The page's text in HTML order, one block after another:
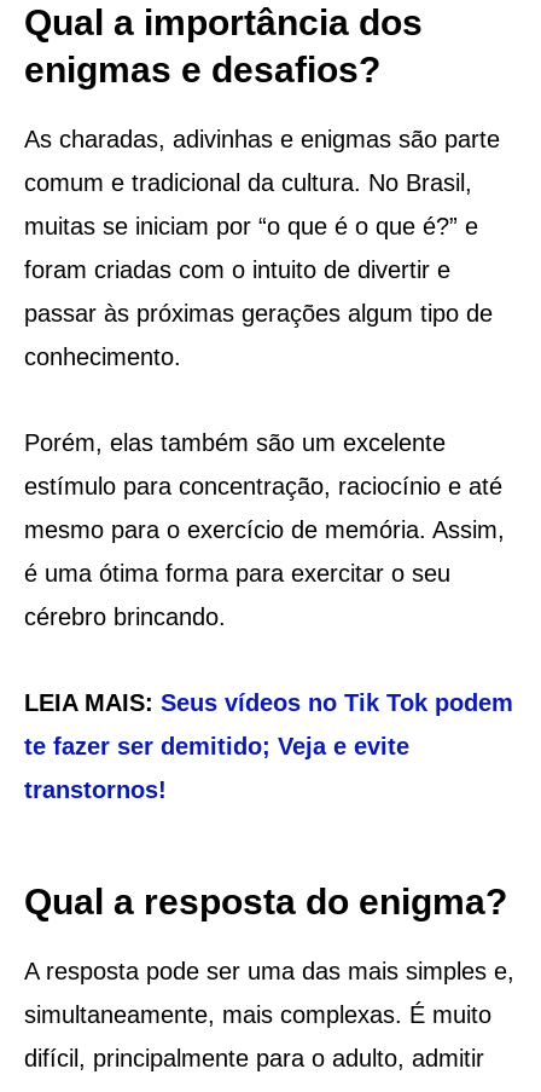
Qual a importância dos
enigmas e desafios?
As charadas, adivinhas e enigmas são parte
comum e tradicional da cultura. No Brasil,
muitas se iniciam por “o que é o que é?” e
foram criadas com o intuito de divertir e
passar às próximas gerações algum tipo de
conhecimento.
Porém, elas também são um excelente
estímulo para concentração, raciocínio e até
mesmo para o exercício de memória. Assim,
é uma ótima forma para exercitar o seu
cérebro brincando.
LEIA MAIS: Seus vídeos no Tik Tok podem
te fazer ser demitido; Veja e evite
transtornos!
Qual a resposta do enigma?
A resposta pode ser uma das mais simples e,
simultaneamente, mais complexas. É muito
difícil, principalmente para o adulto, admitir